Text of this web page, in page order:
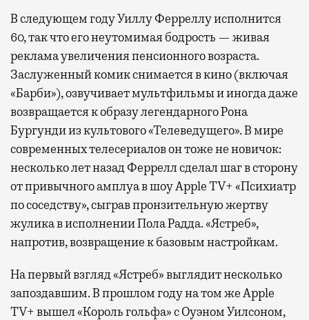
несколько — в разных зонах воздушных
гаваней. На некоторых вокзалах — тоже.
Лаунжи доступны на Ленинградском,
Павелецком, Казанском, Ярославском
и Курском вокзалах.Попасть в бизнес-залы
могут держатели карт Mir Supreme. Причем
не только в столице. Всего доступно более
1000 бизнес-залов по всему миру.
В следующем году Уиллу Ферреллу исполнится
60, так что его неутомимая бодрость — живая
реклама увеличения пенсионного возраста.
Заслуженный комик снимается в кино (включая
«Барби»), озвучивает мультфильмы и иногда даже
возвращается к образу легендарного Рона
Бургунди из культового «Телеведущего». В мире
современных телесериалов он тоже не новичок:
несколько лет назад Феррелл сделал шаг в сторону
от привычного амплуа в шоу Apple TV+ «Психиатр
по соседству», сыграв пронзительную жертву
жулика в исполнении Пола Радда. «Ястреб»,
напротив, возвращение к базовым настройкам.
На первый взгляд «Ястреб» выглядит несколько
запоздавшим. В прошлом году на том же Apple
TV+ вышел «Король гольфа» с Оуэном Уилсоном,